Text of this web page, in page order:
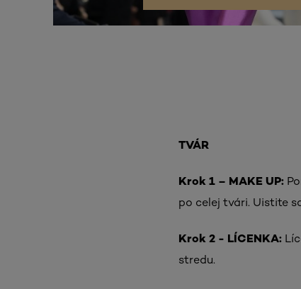
TVÁR
Krok 1 – MAKE UP:
po celej tvári. Uistite
Krok 2 - LÍCENKA:
stredu.